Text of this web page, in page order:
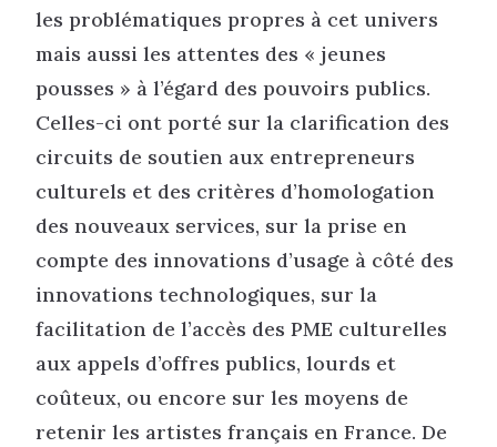
les problématiques propres à cet univers
mais aussi les attentes des « jeunes
pousses » à l’égard des pouvoirs publics.
Celles-ci ont porté sur la clarification des
circuits de soutien aux entrepreneurs
culturels et des critères d’homologation
des nouveaux services, sur la prise en
compte des innovations d’usage à côté des
innovations technologiques, sur la
facilitation de l’accès des PME culturelles
aux appels d’offres publics, lourds et
coûteux, ou encore sur les moyens de
retenir les artistes français en France. De